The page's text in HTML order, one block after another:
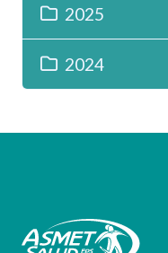
2025
2024